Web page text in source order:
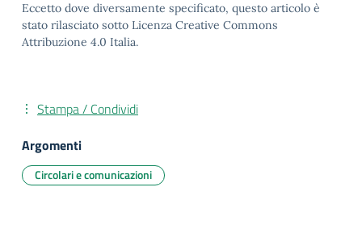
Eccetto dove diversamente specificato, questo articolo è
stato rilasciato sotto Licenza Creative Commons
Attribuzione 4.0 Italia.
Stampa / Condividi
Argomenti
Circolari e comunicazioni